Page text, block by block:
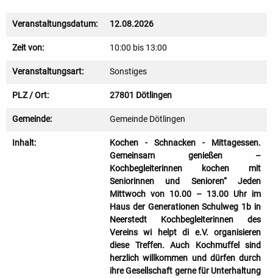
Veranstaltungsdatum: 12.08.2026
Zeit von: 10:00 bis 13:00
Veranstaltungsart: Sonstiges
PLZ / Ort: 27801 Dötlingen
Gemeinde: Gemeinde Dötlingen
Inhalt:
Kochen - Schnacken - Mittagessen.
Gemeinsam genießen –
Kochbegleiterinnen kochen mit
Seniorinnen und Senioren“ Jeden
Mittwoch von 10.00 – 13.00 Uhr im
Haus der Generationen Schulweg 1b in
Neerstedt Kochbegleiterinnen des
Vereins wi helpt di e.V. organisieren
diese Treffen. Auch Kochmuffel sind
herzlich willkommen und dürfen durch
ihre Gesellschaft gerne für Unterhaltung